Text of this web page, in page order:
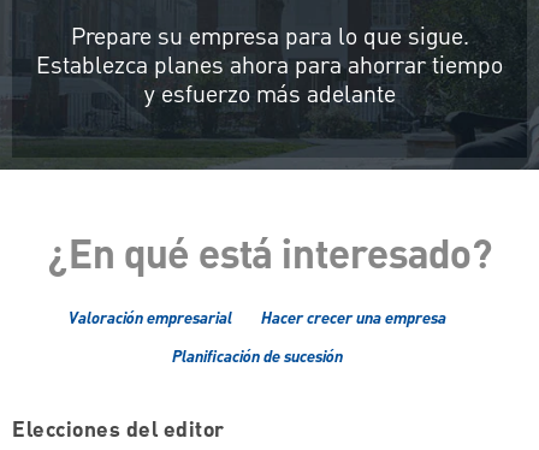
Prepare su empresa para lo que sigue.
Establezca planes ahora para ahorrar tiempo
y esfuerzo más adelante
¿En qué está interesado?
Valoración empresarial
Hacer crecer una empresa
Planificación de sucesión
Elecciones del editor